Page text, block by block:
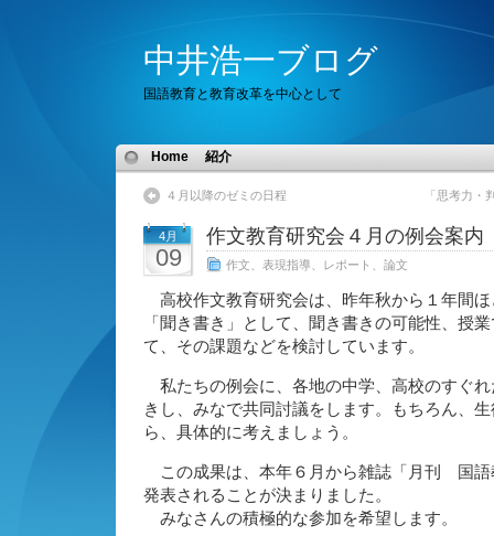
中井浩一ブログ
国語教育と教育改革を中心として
Home 紹介
４月以降のゼミの日程 「思考力・
4月
09
作文教育研究会４月の例会案内
作文、表現指導、レポート、論文
高校作文教育研究会は、昨年秋から１年間
「聞き書き」として、聞き書きの可能性、授
て、その課題などを検討しています。
私たちの例会に、各地の中学、高校のすぐ
きし、みなで共同討議をします。もちろん、
ら、具体的に考えましょう。
この成果は、本年６月から雑誌「月刊 国語
発表されることが決まりました。
みなさんの積極的な参加を希望します。